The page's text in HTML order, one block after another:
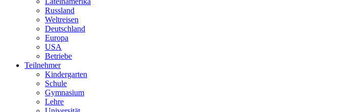
Russland
Weltreisen
Deutschland
Europa
USA
Betriebe
Teilnehmer
Kindergarten
Schule
Gymnasium
Lehre